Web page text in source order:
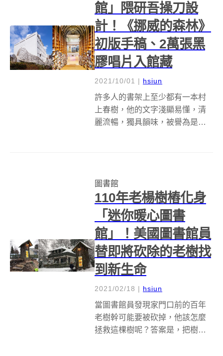
館」隈研吾操刀設
計！《挪威的森林》
初版手稿、2萬張黑
膠唱片入館藏
2021/10/01 | hsiun
許多人的書架上至少都有一本村
上春樹，他的文字淺顯易懂，清
麗流暢，獨具韻味，被譽為是日
（早稲田大学国際文学館），改
建...
圖書館
110年老楊樹樁化身
「迷你暖心圖書
館」！美國圖書館員
替即將砍除的老樹找
到新生命
2021/02/18 | hsiun
當圖書館員發現家門口前的百年
老樹幹可能要被砍掉，他該怎麼
拯救這棵樹呢？答案是，把樹幹